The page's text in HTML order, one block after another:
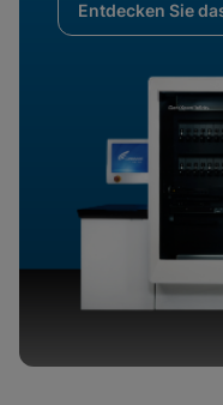
Entdecken Sie